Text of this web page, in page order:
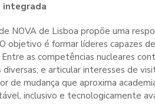
integrada
NOVA de Lisboa propõe uma
objetivo é formar líderes capazes
as competências nucleares
e articular interesses de
de mudança que aproxima
inclusivo e tecnologicamente